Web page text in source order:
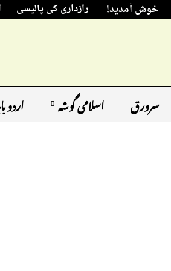
خوش آمدید! رازداری کی پالیسی
سرورق اسلامی گوشہ اردو